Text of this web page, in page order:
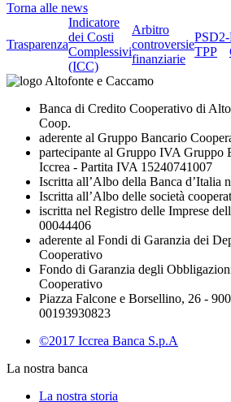
Torna alle news
Trasparenza
Indicatore
dei Costi
Complessivi
(ICC)
Arbitro
controversie
finanziarie
PSD2-
TPP
Banca di Credito Cooperativo di
Coop.
aderente al Gruppo Bancario
partecipante al Gruppo IVA Gruppo
Iccrea - Partita IVA 15240741007
Iscritta all’Albo della Banca d’Italia
Iscritta all’Albo delle società
iscritta nel Registro delle Imprese
00044406
aderente al Fondi di Garanzia dei
Cooperativo
Fondo di Garanzia degli
Cooperativo
Piazza Falcone e Borsellino, 26 -
00193930823
©2017 Iccrea Banca S.p.A
La nostra banca
La nostra storia